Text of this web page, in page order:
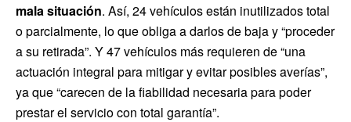
mala situación. Así, 24 vehículos están inutilizados total
o parcialmente, lo que obliga a darlos de baja y “proceder
a su retirada”. Y 47 vehículos más requieren de “una
actuación integral para mitigar y evitar posibles averías”,
ya que “carecen de la fiabilidad necesaria para poder
prestar el servicio con total garantía”.